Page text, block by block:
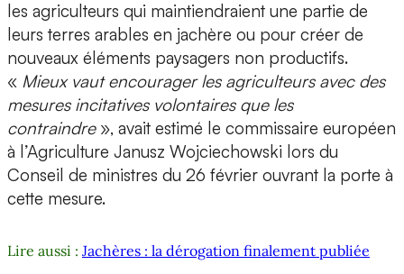
les agriculteurs qui maintiendraient une partie de
leurs terres arables en jachère ou pour créer de
nouveaux éléments paysagers non productifs.
« Mieux vaut encourager les agriculteurs avec des
mesures incitatives volontaires que les
contraindre», avait estimé le commissaire européen
à l’Agriculture Janusz Wojciechowski lors du
Conseil de ministres du 26 février ouvrant la porte à
cette mesure.
Lire aussi : Jachères : la dérogation finalement publiée